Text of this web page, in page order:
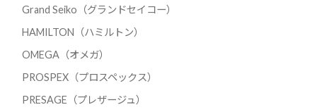
Grand Seiko（グランドセイコー）
HAMILTON（ハミルトン）
OMEGA（オメガ）
PROSPEX（プロスペックス）
PRESAGE（プレザージュ）